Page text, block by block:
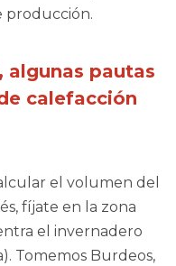
producción.
algunas pautas
calefacción
el volumen del
fíjate en la zona
el invernadero
Tomemos Burdeos,